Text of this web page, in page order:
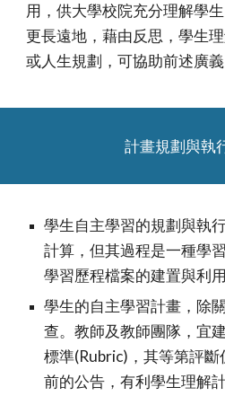
用，供大學校院充分理解學
更長遠地，藉由反思，學生
或人生規劃，可協助前述廣義
計畫規劃與執
學生自主學習的規劃與執
計算，但其過程是一種學
學習歷程檔案的建置與利用
學生的自主學習計畫，除
查。教師及教師團隊，宜
標準(Rubric)，其等第評
前的公告，有利學生理解